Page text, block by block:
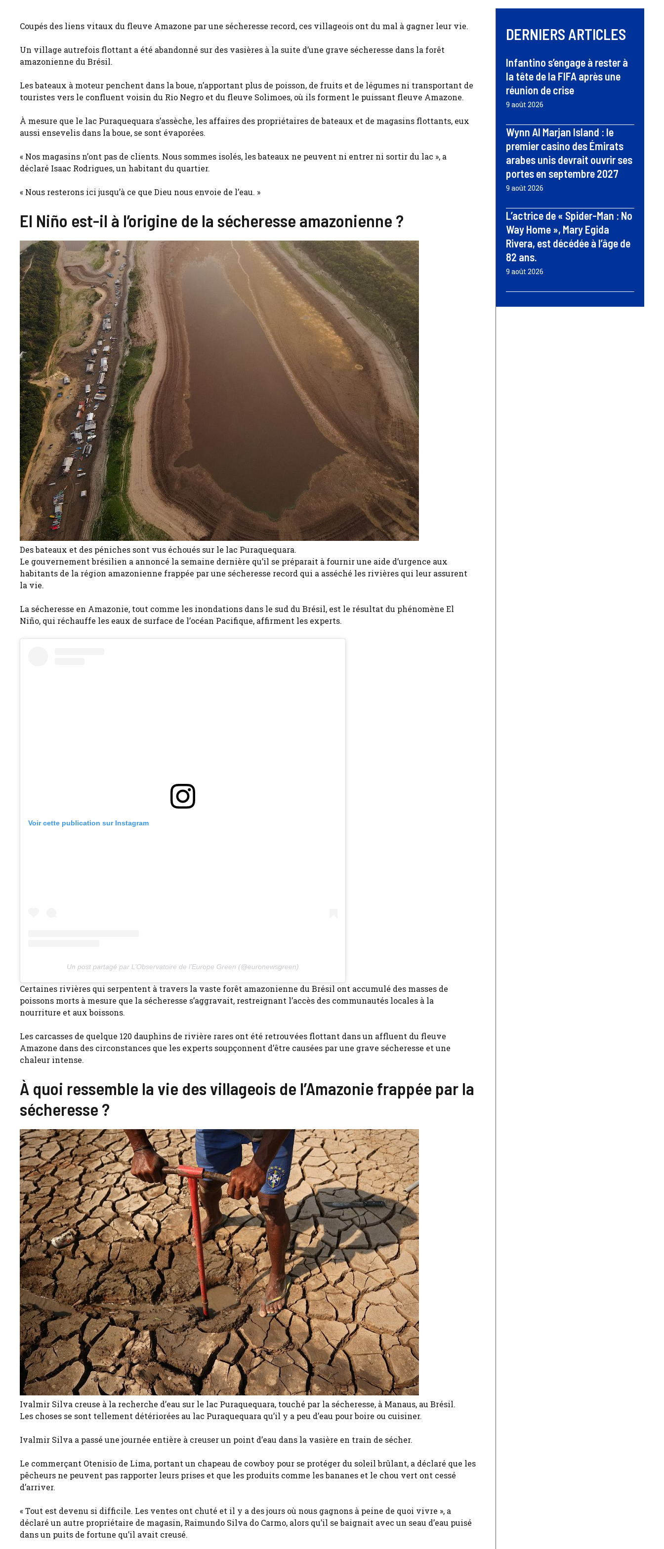
Coupés des liens vitaux du fleuve Amazone par une sécheresse record, ces villageois ont du mal à gagner leur vie.
Un village autrefois flottant a été abandonné sur des vasières à la suite d’une grave sécheresse dans la forêt
amazonienne du Brésil.
Les bateaux à moteur penchent dans la boue, n’apportant plus de poisson, de fruits et de légumes ni transportant de
touristes vers le confluent voisin du Rio Negro et du fleuve Solimoes, où ils forment le puissant fleuve Amazone.
À mesure que le lac Puraquequara s’assèche, les affaires des propriétaires de bateaux et de magasins flottants, eux
aussi ensevelis dans la boue, se sont évaporées.
« Nos magasins n’ont pas de clients. Nous sommes isolés, les bateaux ne peuvent ni entrer ni sortir du lac », a
déclaré Isaac Rodrigues, un habitant du quartier.
« Nous resterons ici jusqu’à ce que Dieu nous envoie de l’eau. »
El Niño est-il à l’origine de la sécheresse amazonienne ?
Des bateaux et des péniches sont vus échoués sur le lac Puraquequara.
Le gouvernement brésilien a annoncé la semaine dernière qu’il se préparait à fournir une aide d’urgence aux
habitants de la région amazonienne frappée par une sécheresse record qui a asséché les rivières qui leur assurent
la vie.
La sécheresse en Amazonie, tout comme les inondations dans le sud du Brésil, est le résultat du phénomène El
Niño, qui réchauffe les eaux de surface de l’océan Pacifique, affirment les experts.
Voir cette publication sur Instagram
Un post partagé par L’Observatoire de l’Europe Green (@euronewsgreen)
Certaines rivières qui serpentent à travers la vaste forêt amazonienne du Brésil ont accumulé des masses de
poissons morts à mesure que la sécheresse s’aggravait, restreignant l’accès des communautés locales à la
nourriture et aux boissons.
Les carcasses de quelque 120 dauphins de rivière rares ont été retrouvées flottant dans un affluent du fleuve
Amazone dans des circonstances que les experts soupçonnent d’être causées par une grave sécheresse et une
chaleur intense.
À quoi ressemble la vie des villageois de l’Amazonie frappée par la
sécheresse ?
Ivalmir Silva creuse à la recherche d’eau sur le lac Puraquequara, touché par la sécheresse, à Manaus, au Brésil.
Les choses se sont tellement détériorées au lac Puraquequara qu’il y a peu d’eau pour boire ou cuisiner.
Ivalmir Silva a passé une journée entière à creuser un point d’eau dans la vasière en train de sécher.
Le commerçant Otenisio de Lima, portant un chapeau de cowboy pour se protéger du soleil brûlant, a déclaré que les
pêcheurs ne peuvent pas rapporter leurs prises et que les produits comme les bananes et le chou vert ont cessé
d’arriver.
« Tout est devenu si difficile. Les ventes ont chuté et il y a des jours où nous gagnons à peine de quoi vivre », a
déclaré un autre propriétaire de magasin, Raimundo Silva do Carmo, alors qu’il se baignait avec un seau d’eau puisé
dans un puits de fortune qu’il avait creusé.
DERNIERS ARTICLES
Infantino s’engage à rester à
la tête de la FIFA après une
réunion de crise
9 août 2026
Wynn Al Marjan Island : le
premier casino des Émirats
arabes unis devrait ouvrir ses
portes en septembre 2027
9 août 2026
L’actrice de « Spider-Man : No
Way Home », Mary Egida
Rivera, est décédée à l’âge de
82 ans.
9 août 2026